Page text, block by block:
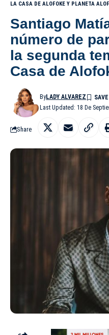
LA CASA DE ALOFOKE Y PLANETA
Santiago
número de
la segunda
Casa de
Last Updated: 18 De
ByLADY ALVAREZ
Share